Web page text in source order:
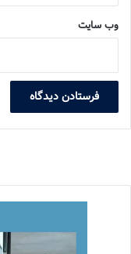
وب‌ سایت